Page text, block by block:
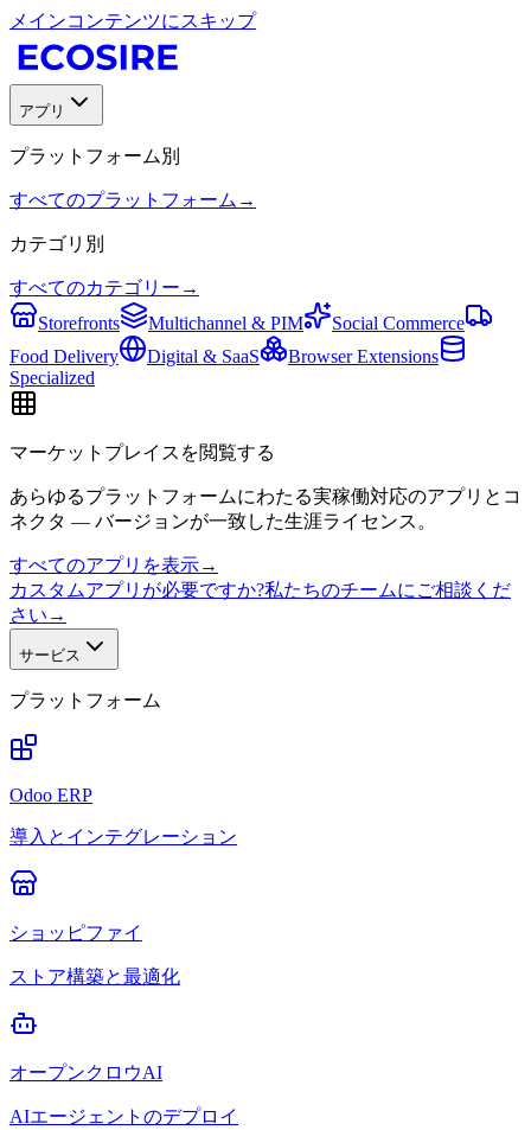
メインコンテンツにスキップ
アプリ
プラットフォーム別
すべてのプラットフォーム →
カテゴリ別
すべてのカテゴリー →
Storefronts
Multichannel & PIM
Social Commerce
Food Delivery
Digital & SaaS
Browser Extensions
Specialized
マーケットプレイスを閲覧する
あらゆるプラットフォームにわたる実稼働対応のアプリとコ
ネクタ — バージョンが一致した生涯ライセンス。
すべてのアプリを表示→
カスタムアプリが必要ですか?私たちのチームにご相談くだ
さい →
サービス
プラットフォーム
Odoo ERP
導入とインテグレーション
ショッピファイ
ストア構築と最適化
オープンクロウAI
AIエージェントのデプロイ